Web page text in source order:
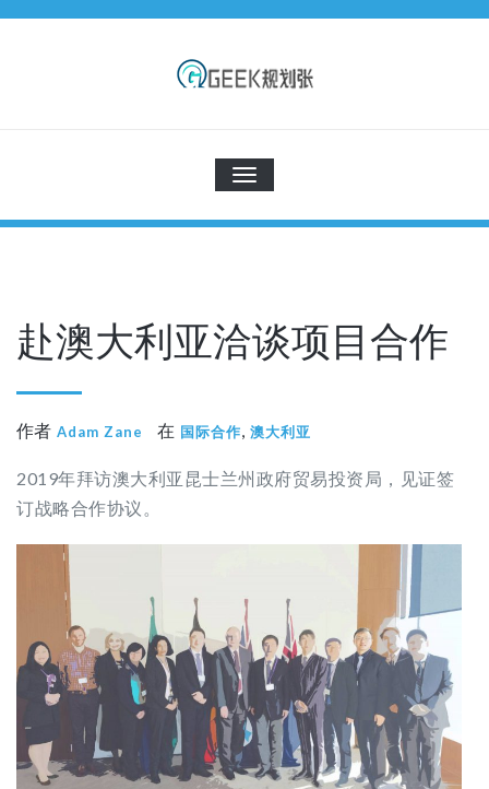
切
换
航
赴澳大利亚洽谈项目合作
作者 Adam Zane 在 国际合作, 澳大利亚
2019年拜访澳大利亚昆士兰州政府贸易投资局，见证签
订战略合作协议。